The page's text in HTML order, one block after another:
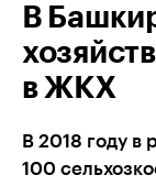
В
в ЖКХ
В 2018 году в
100